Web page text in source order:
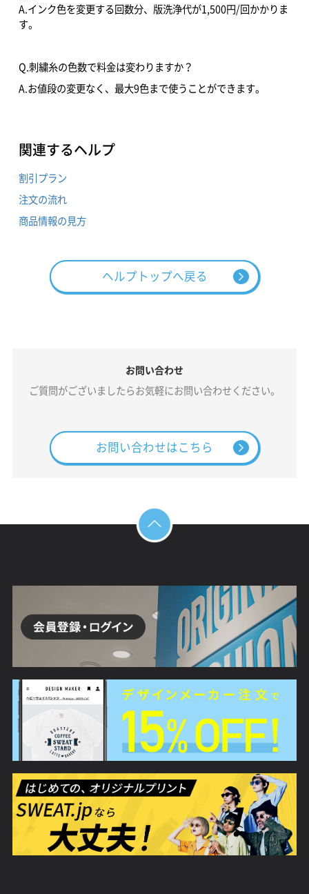
A.インク色を変更する回数分、版洗浄代が1,500円/回かかりま
す。
Q.刺繍糸の色数で料金は変わりますか？
A.お値段の変更なく、最大9色まで使うことができます。
関連するヘルプ
割引プラン
注文の流れ
商品情報の見方
ヘルプトップへ戻る
お問い合わせ
ご質問がございましたらお気軽にお問い合わせください。
お問い合わせはこちら